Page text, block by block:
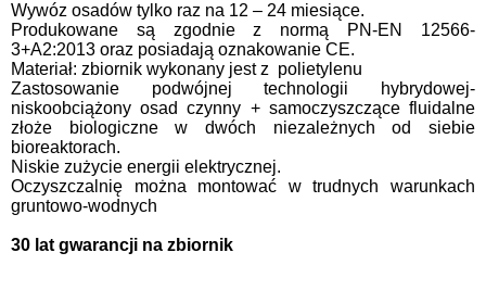
Wywóz osadów tylko raz na 12 – 24 miesiące.
Produkowane są zgodnie z normą PN-EN 12566-
3+A2:2013 oraz posiadają oznakowanie CE.
Materiał: zbiornik wykonany jest z polietylenu
Zastosowanie podwójnej technologii hybrydowej-
niskoobciążony osad czynny + samoczyszczące fluidalne
złoże biologiczne w dwóch niezależnych od siebie
bioreaktorach.
Niskie zużycie energii elektrycznej.
Oczyszczalnię można montować w trudnych warunkach
gruntowo-wodnych
30 lat gwarancji na zbiornik